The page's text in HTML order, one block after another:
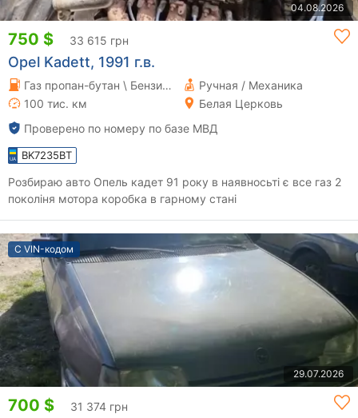
04.08.2026
750 $ 33 615 грн
Opel Kadett, 1991 г.в.
Газ пропан-бутан \ Бензин 1.6 л.
Ручная / Механика
100 тис. км
Белая Церковь
Проверено по номеру по базе МВД
BK7235BT
Розбираю авто Опель кадет 91 року в наявносьті є все газ 2
поколіня мотора коробка в гарному стані
С VIN-кодом
29.07.2026
700 $ 31 374 грн